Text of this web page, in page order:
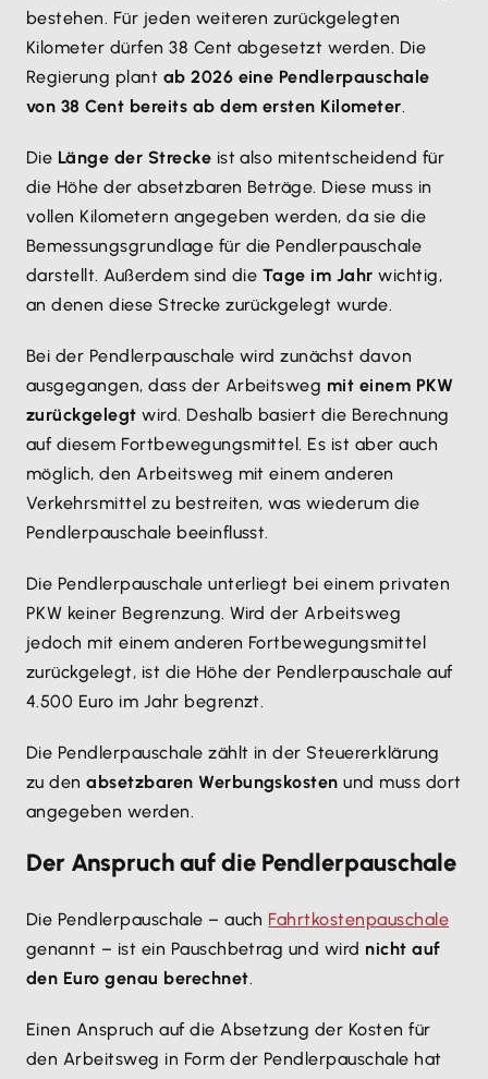
bestehen. Für jeden weiteren zurückgelegten
Kilometer dürfen 38 Cent abgesetzt werden. Die
Regierung plant ab 2026 eine Pendlerpauschale
von 38 Cent bereits ab dem ersten Kilometer.
Die Länge der Strecke ist also mitentscheidend für
die Höhe der absetzbaren Beträge. Diese muss in
vollen Kilometern angegeben werden, da sie die
Bemessungsgrundlage für die Pendlerpauschale
darstellt. Außerdem sind die Tage im Jahr wichtig,
an denen diese Strecke zurückgelegt wurde.
Bei der Pendlerpauschale wird zunächst davon
ausgegangen, dass der Arbeitsweg mit einem PKW
zurückgelegt wird. Deshalb basiert die Berechnung
auf diesem Fortbewegungsmittel. Es ist aber auch
möglich, den Arbeitsweg mit einem anderen
Verkehrsmittel zu bestreiten, was wiederum die
Pendlerpauschale beeinflusst.
Die Pendlerpauschale unterliegt bei einem privaten
PKW keiner Begrenzung. Wird der Arbeitsweg
jedoch mit einem anderen Fortbewegungsmittel
zurückgelegt, ist die Höhe der Pendlerpauschale auf
4.500 Euro im Jahr begrenzt.
Die Pendlerpauschale zählt in der Steuererklärung
zu denabsetzbaren Werbungskosten und muss dort
angegeben werden.
Der Anspruch auf die Pendlerpauschale
Die Pendlerpauschale – auch Fahrtkostenpauschale
genannt – ist ein Pauschbetrag und wird nicht auf
den Euro genau berechnet.
Einen Anspruch auf die Absetzung der Kosten für
den Arbeitsweg in Form der Pendlerpauschale hat